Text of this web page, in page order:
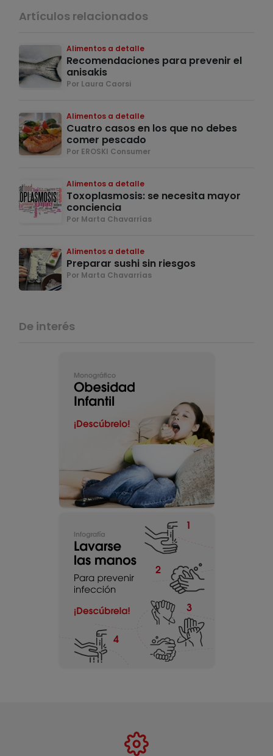
Artículos relacionados
Alimentos a detalle
Recomendaciones para prevenir el
anisakis
Por Laura Caorsi
Alimentos a detalle
Cuatro casos en los que no debes
comer pescado
Por EROSKI Consumer
Alimentos a detalle
Toxoplasmosis: se necesita mayor
conciencia
Por Marta Chavarrías
Alimentos a detalle
Preparar sushi sin riesgos
Por Marta Chavarrías
De interés